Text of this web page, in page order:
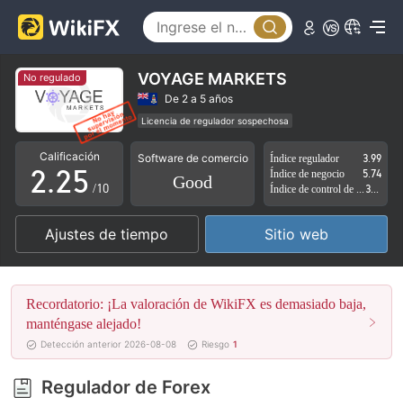
No regulado VOYAGE MARKETS
De 2 a 5 años
Licencia de regulador sospechosa
Auto-investigación
Zona de negocio sospechoso
Riesgo potencial alto
Calificación
0
1
2
3
4
5
6
7
.
0
1
2
3
4
5
6
7
1
2
3
4
5
6
7
8
9
/10
Software de comercio
Good
Índice regulador
3.99
Índice de negocio
5.74
Ajustes de tiempo Sitio web
Recordatorio: ¡La valoración de WikiFX es demasiado baja,
manténgase alejado!
Detección anterior 2026-08-08 Riesgo 1
Regulador de Forex